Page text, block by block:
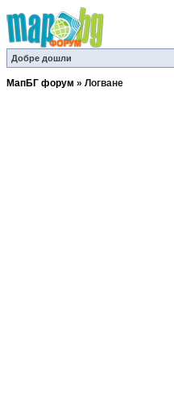
Добре дошли
МапБГ форум » Логване